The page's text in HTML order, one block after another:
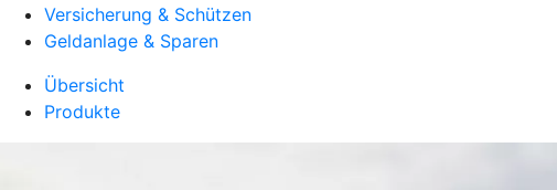
Versicherung & Schützen
Geldanlage & Sparen
Übersicht
Produkte